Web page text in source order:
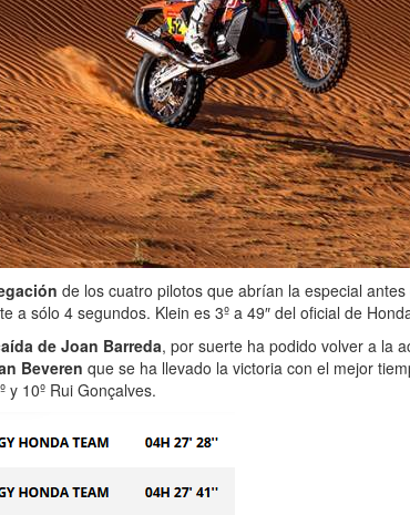
de los cuatro pilotos que abrían la especial
sólo 4 segundos. Klein es 3º a 49″ del oficial de
de Joan Barreda, por suerte ha podido volver a la
Beveren que se ha llevado la victoria con el mejor
y 10º Rui Gonçalves.